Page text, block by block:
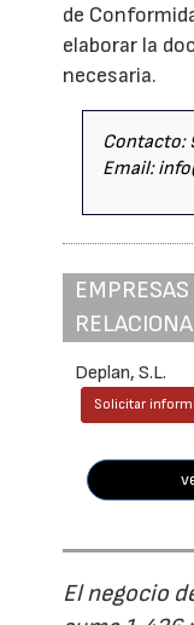
de
elaborar la
necesaria.
Contacto:
Email:
Deplan, S.L.
Solicitar
El negocio